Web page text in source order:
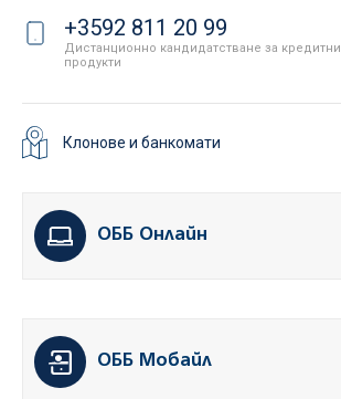
+3592 811 20 99
Дистанционно кандидатстване за кредитни
продукти
Клонове и банкомати
ОББ Онлайн
ОББ Мобайл